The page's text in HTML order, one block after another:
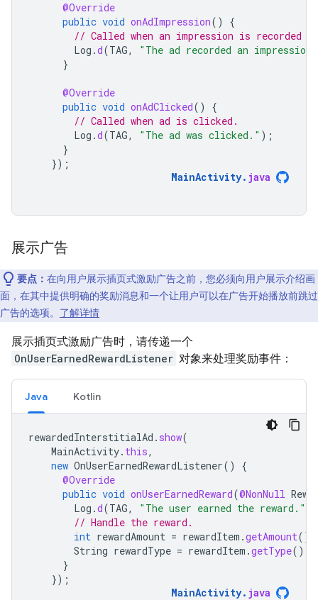
@Override
public void onAdImpression()
{
// Called when an impression is recorded
Log .d(TAG,
"The ad recorded an
}
@Override
public void onAdClicked()
{
// Called when ad is clicked.
Log .d(TAG, "The ad was clicked." );
}
});
MainActivity. java
展示广告
要点： 在向用户展示插页式激励广告之前，您必须向用户展示介绍画
面，在其中提供明确的奖励消息和一个让用户可以在广告开始播放前跳过
广告的选项。 了解详情
展示插页式激励广告时，请传递一个
OnUserEarnedRewardListener 对象来处理奖励事件：
Java Kotlin
rewardedInterstitialAd . show(
MainActivity. this,
new OnUserEarnedRewardListener()
{
@Override
public void onUserEarnedReward(@NonNull
Log .d(TAG, "The user earned the reward."
// Handle the reward.
int rewardAmount = rewardItem .getAmount();
String rewardType = rewardItem .getType();
}
});
MainActivity. java